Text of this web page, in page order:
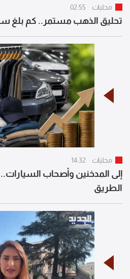
محليات 02:55
تحليق الذهب مستمر.. كم بلغ
محليات 14:32
إلى المدخنين وأصحاب
الطريق